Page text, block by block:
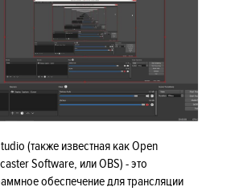
(также известная как Open
Software, или OBS) - это
обеспечение для трансляции